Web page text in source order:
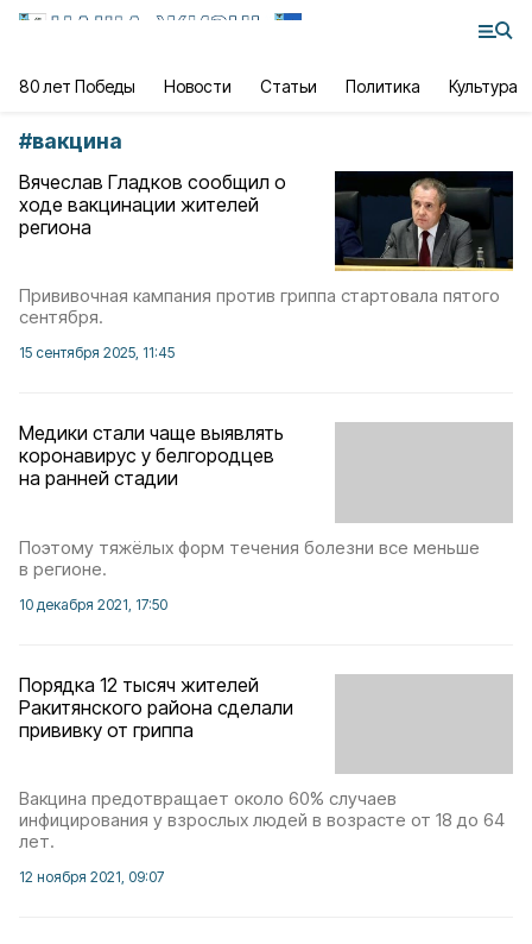
80 лет Победы Новости Статьи Политика Культура
#вакцина
Вячеслав Гладков сообщил о
ходе вакцинации жителей
региона
Прививочная кампания против гриппа стартовала пятого
сентября.
15 сентября 2025, 11:45
Медики стали чаще выявлять
коронавирус у белгородцев
на ранней стадии
Поэтому тяжёлых форм течения болезни все меньше
в регионе.
10 декабря 2021, 17:50
Порядка 12 тысяч жителей
Ракитянского района сделали
прививку от гриппа
Вакцина предотвращает около 60% случаев
инфицирования у взрослых людей в возрасте от 18 до 64
лет.
12 ноября 2021, 09:07